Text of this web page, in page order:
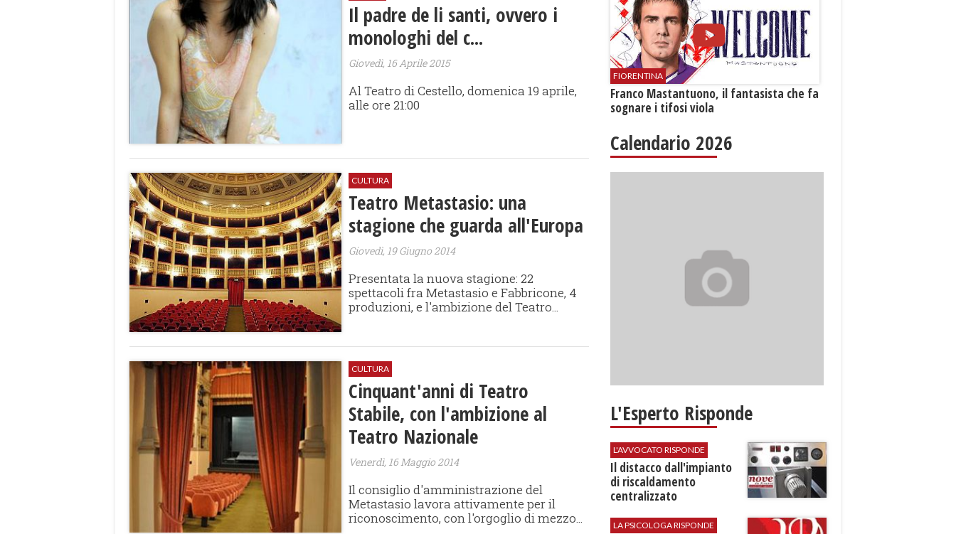
Il padre de li santi, ovvero i
monologhi del c...
Giovedì, 16 Aprile 2015
Al Teatro di Cestello, domenica 19 aprile,
alle ore 21:00
CULTURA
Teatro Metastasio: una
stagione che guarda all'Europa
Giovedì, 19 Giugno 2014
Presentata la nuova stagione: 22
spettacoli fra Metastasio e Fabbricone, 4
produzioni, e l'ambizione del Teatro...
CULTURA
Cinquant'anni di Teatro
Stabile, con l'ambizione al
Teatro Nazionale
Venerdì, 16 Maggio 2014
Il consiglio d'amministrazione del
Metastasio lavora attivamente per il
riconoscimento, con l'orgoglio di mezzo...
FIORENTINA
Franco Mastantuono, il fantasista che fa
sognare i tifosi viola
Calendario 2026
L'Esperto Risponde
L'AVVOCATO RISPONDE
Il distacco dall'impianto
di riscaldamento
centralizzato
LA PSICOLOGA RISPONDE